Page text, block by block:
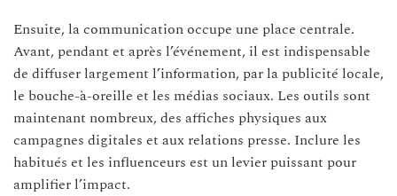
Ensuite, la communication occupe une place centrale.
Avant, pendant et après l’événement, il est indispensable
de diffuser largement l’information, par la publicité locale,
le bouche-à-oreille et les médias sociaux. Les outils sont
maintenant nombreux, des affiches physiques aux
campagnes digitales et aux relations presse. Inclure les
habitués et les influenceurs est un levier puissant pour
amplifier l’impact.